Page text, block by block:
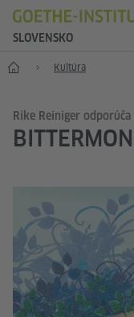
SLOVENSKO
Štart Kultúra
Rike Reiniger odporúča